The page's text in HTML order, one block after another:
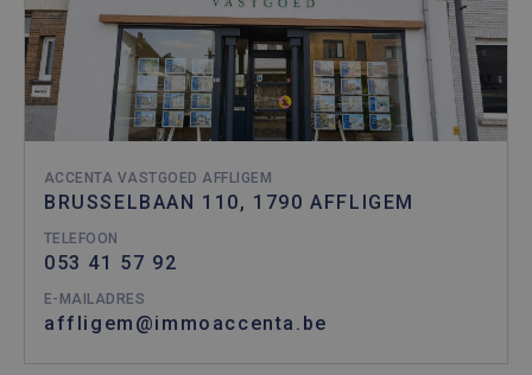
ACCENTA VASTGOED AFFLIGEM
BRUSSELBAAN 110, 1790 AFFLIGEM
TELEFOON
053 41 57 92
E-MAILADRES
affligem@immoaccenta.be